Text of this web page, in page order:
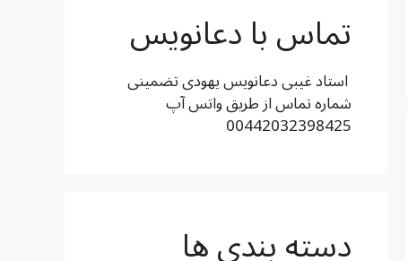
تماس با دعانویس
استاد غیبی دعانویس یهودی تضمینی
شماره تماس از طریق واتس آپ
00442032398425
دسته بندی ها